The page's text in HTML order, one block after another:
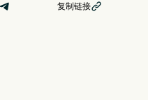
复制链接